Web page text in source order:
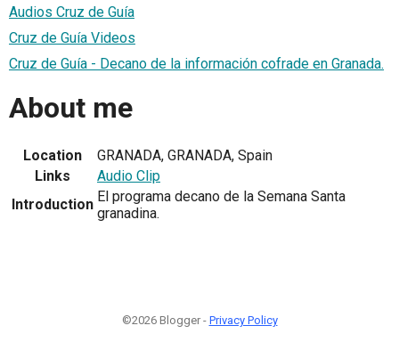
Audios Cruz de Guía
Cruz de Guía Videos
Cruz de Guía - Decano de la información cofrade en Granada.
About me
Location
GRANADA, GRANADA, Spain
Links
Audio Clip
Introduction El programa decano de la Semana Santa
granadina.
©2026 Blogger - Privacy Policy